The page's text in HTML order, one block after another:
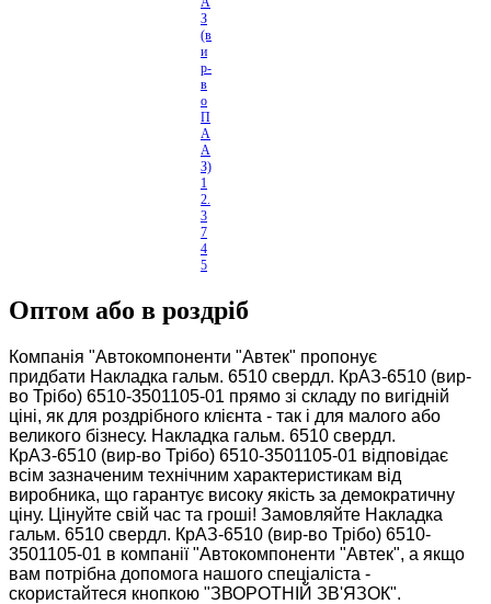
З
(в
и
р-
в
о
П
А
А
З)
1
2.
3
7
4
5
0
Оптом або в роздріб
Компанія "Автокомпоненти "Автек" пропонує
придбати Накладка гальм. 6510 свердл. КрАЗ-6510 (вир-
во Трібо) 6510-3501105-01 прямо зі складу по вигідній
ціні, як для роздрібного клієнта - так і для малого або
великого бізнесу. Накладка гальм. 6510 свердл.
КрАЗ-6510 (вир-во Трібо) 6510-3501105-01 відповідає
всім зазначеним технічним характеристикам від
виробника, що гарантує високу якість за демократичну
ціну. Цінуйте свій час та гроші! Замовляйте Накладка
гальм. 6510 свердл. КрАЗ-6510 (вир-во Трібо) 6510-
3501105-01 в компанії "Автокомпоненти "Автек", а якщо
вам потрібна допомога нашого спеціаліста -
скористайтеся кнопкою "ЗВОРОТНІЙ ЗВ'ЯЗОК".